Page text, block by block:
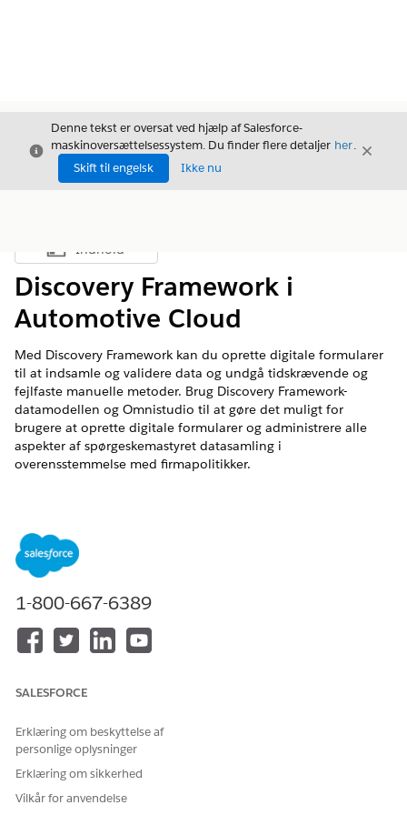
Luk
Denne tekst er oversat ved hjælp af Salesforce-
maskinoversættelsessystem. Du finder flere detaljer her.
Skift til engelsk
Ikke nu
Luk
Vis indholdsfortegnelse
Indhold
Discovery Framework i
Automotive Cloud
Med Discovery Framework kan du oprette digitale formularer
til at indsamle og validere data og undgå tidskrævende og
fejlfaste manuelle metoder. Brug Discovery Framework-
datamodellen og Omnistudio til at gøre det muligt for
brugere at oprette digitale formularer og administrere alle
aspekter af spørgeskemastyret datasamling i
overensstemmelse med firmapolitikker.
Tilgængelig i: Lightning Experience
Tilgængelig i:
administrerer alle aspekter af spørgeskemastyret
oplysningssamling og får vist datamodellen, kan du se
formular ved at administrere dynamiske vurderinger for Biler-
driften.
Opsæt dynamiske vurderinger i Automotive Cloud
Strømlin køretøjs- og aktivservicekontrol ved at registrere
1-800-667-6389
SALESFORCE
Erklæring om beskyttelse af
personlige oplysninger
Erklæring om sikkerhed
Vilkår for anvendelse